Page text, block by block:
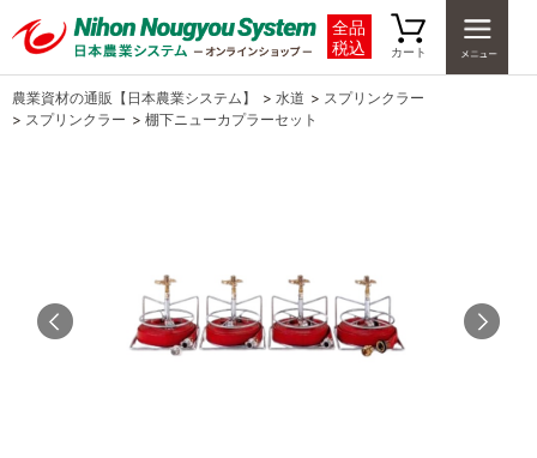
全品
税込
カート
農業資材の通販【日本農業システム】 > 水道 > スプリンクラー
> スプリンクラー > 棚下ニューカプラーセット